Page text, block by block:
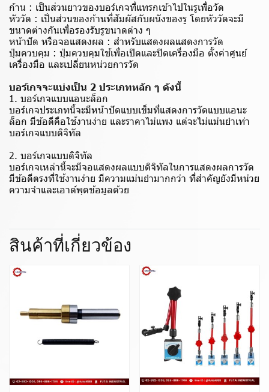
ก้าน : เป็นส่วนยาวของบอร์เกจที่แทรกเข้าไปในรูเพื่อวัด
หัววัด : เป็นส่วนของก้านที่สัมผัสกับผนังของรู โดยหัววัดจะมี
ขนาดต่างกันเพื่อรองรับรูขนาดต่าง ๆ
หน้าปัด หรือจอแสดงผล : สำหรับแสดงผลแสดงการวัด
ปุ่มควบคุม : ปุ่มควบคุมใช้เพื่อเปิดและปิดเครื่องมือ ตั้งค่าศูนย์
เครื่องมือ และเปลี่ยนหน่วยการวัด
บอร์เกจจะแบ่งเป็น 2 ประเภทหลัก ๆ ดังนี้
1. บอร์เกจแบบแอนะล็อก
บอร์เกจประเภทนี้จะมีหน้าปัดแบบเข็มที่แสดงการวัดแบบแอนะ
ล็อก มีข้อดีคือใช้งานง่าย และราคาไม่แพง แต่จะไม่แม่นยำเท่า
บอร์เกจแบบดิจิทัล
2. บอร์เกจแบบดิจิทัล
บอร์เกจเหล่านี้จะมีจอแสดงผลแบบดิจิทัลในการแสดงผลการวัด
มีข้อดีตรงที่ใช้งานง่าย มีความแม่นยำมากกว่า ที่สำคัญยังมีหน่วย
ความจำและเอาต์พุตข้อมูลด้วย
สินค้าที่เกี่ยวข้อง